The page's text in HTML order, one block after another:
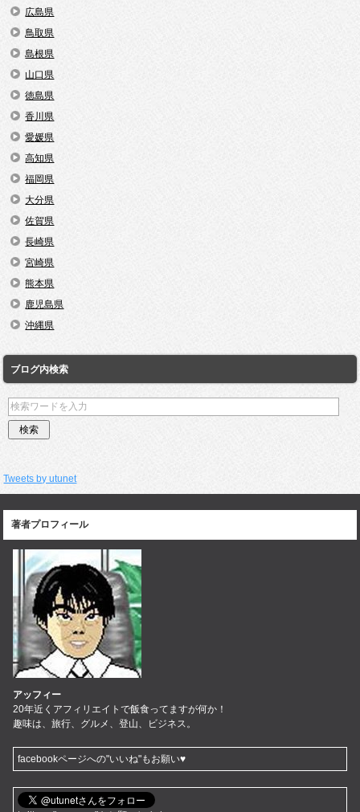
広島県
鳥取県
島根県
山口県
徳島県
香川県
愛媛県
高知県
福岡県
大分県
佐賀県
長崎県
宮崎県
熊本県
鹿児島県
沖縄県
ブログ内検索
Tweets by utunet
著者プロフィール
アッフィー
20年近くアフィリエイトで飯食ってますが何か！
趣味は、旅行、グルメ、登山、ビジネス。
facebookページへの"いいね"もお願い♥